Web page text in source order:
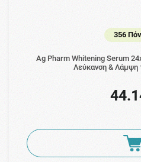
356
Ag Pharm Whitening Serum
Λεύκανση & Λάμψη